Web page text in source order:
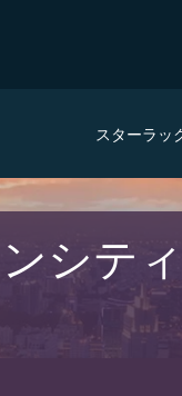
スターラッ
シテ